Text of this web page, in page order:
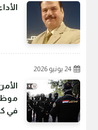
24 يونيو 2026
في